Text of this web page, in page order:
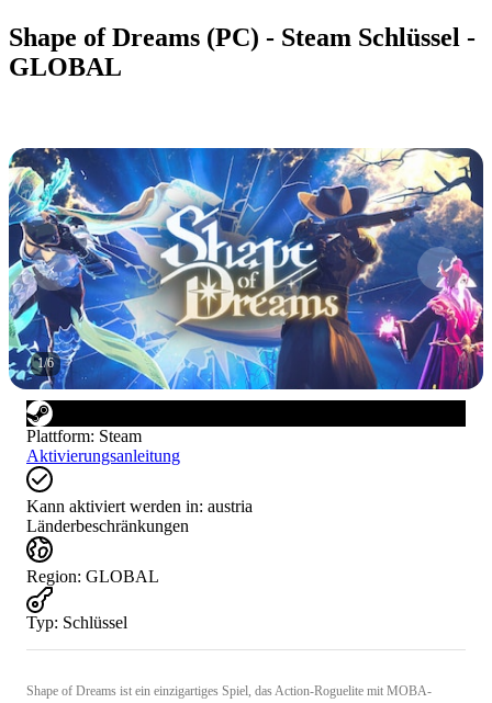
Shape of Dreams (PC) - Steam Schlüssel -
GLOBAL
1/6
Plattform: Steam
Aktivierungsanleitung
Kann aktiviert werden in: austria
Länderbeschränkungen
Region: GLOBAL
Typ: Schlüssel
Shape of Dreams ist ein einzigartiges Spiel, das Action-Roguelite mit MOBA-